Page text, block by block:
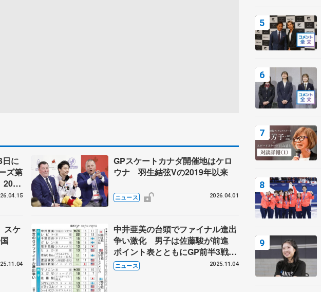
に
ズ第
ト連
GPスケートカナダ開催地はケロ
ウナ 羽生結弦Vの2019年以来
ニュース 2026.04.01
スケ
中井亜美の台頭でファイナル進出
争い激化 男子は佐藤駿が前進
ポイント表とともにGP前半3戦を
振り返る
ニュース 2025.11.04